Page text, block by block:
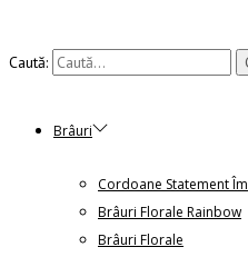
Caută:
Brâuri
Cordoane Statement
Brâuri Florale Rainbow
Brâuri Florale